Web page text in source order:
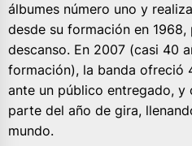
álbumes número uno y
desde su formación en
descanso. En 2007 (casi 40
formación), la banda ofreció
ante un público entregado, y
parte del año de gira,
mundo.